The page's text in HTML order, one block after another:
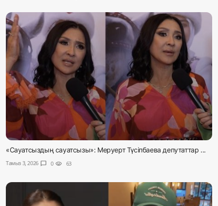
«Сауатсыздың сауатсызы»: Меруерт Түсіпбаева депутаттар ...
Тамыз 3, 2026 chat_bubble 0 visibility 63